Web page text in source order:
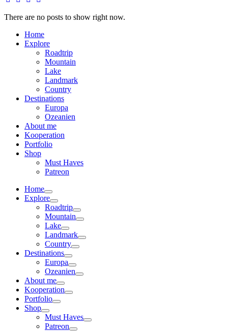
There are no posts to show right now.
Home
Explore
Roadtrip
Mountain
Lake
Landmark
Country
Destinations
Europa
Ozeanien
About me
Kooperation
Portfolio
Shop
Must Haves
Patreon
Home
Explore
Roadtrip
Mountain
Lake
Landmark
Country
Destinations
Europa
Ozeanien
About me
Kooperation
Portfolio
Shop
Must Haves
Patreon